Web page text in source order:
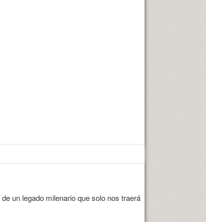
un legado milenario que solo nos traerá